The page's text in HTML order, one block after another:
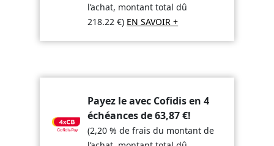
l’achat, montant total dû
218.22€) EN SAVOIR +
Payez le avec Cofidis en 4
échéances de63,87€!
(2,20 % de frais du montant de